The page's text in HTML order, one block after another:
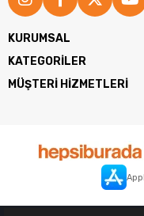
Okaliptus yağı, ciltteki
cildin parlak ve sağlıklı
saçları besler ve hacim
cilt lekelerinin
KURUMSAL
KATEGORİLER
MÜŞTERİ HİZMETLERİ